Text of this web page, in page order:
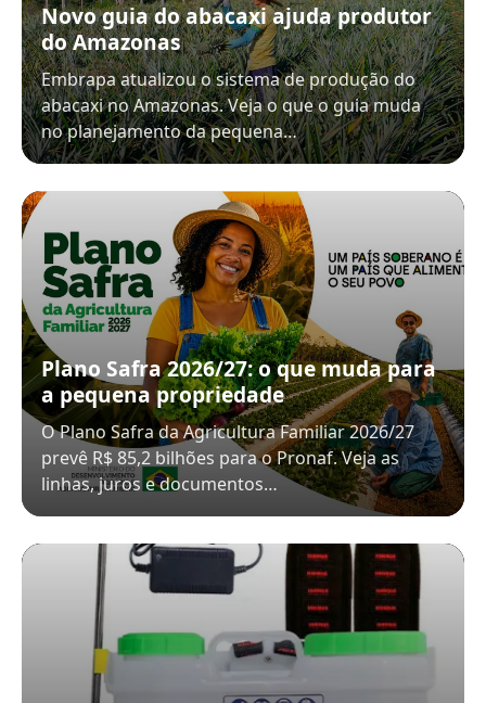
Novo guia do abacaxi ajuda produtor
do Amazonas
Embrapa atualizou o sistema de produção do
abacaxi no Amazonas. Veja o que o guia muda
no planejamento da pequena…
Plano Safra 2026/27: o que muda para
a pequena propriedade
O Plano Safra da Agricultura Familiar 2026/27
prevê R$ 85,2 bilhões para o Pronaf. Veja as
linhas, juros e documentos…